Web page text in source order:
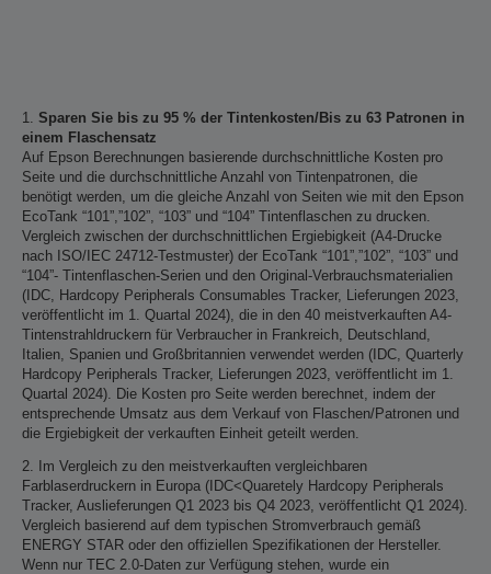
1. Sparen Sie bis zu 95 % der Tintenkosten/Bis zu 63 Patronen in
einem Flaschensatz
Auf Epson Berechnungen basierende durchschnittliche Kosten pro
Seite und die durchschnittliche Anzahl von Tintenpatronen, die
benötigt werden, um die gleiche Anzahl von Seiten wie mit den Epson
EcoTank “101”,”102”, “103” und “104” Tintenflaschen zu drucken.
Vergleich zwischen der durchschnittlichen Ergiebigkeit (A4-Drucke
nach ISO/IEC 24712-Testmuster) der EcoTank “101”,”102”, “103” und
“104”- Tintenflaschen-Serien und den Original-Verbrauchsmaterialien
(IDC, Hardcopy Peripherals Consumables Tracker, Lieferungen 2023,
veröffentlicht im 1. Quartal 2024), die in den 40 meistverkauften A4-
Tintenstrahldruckern für Verbraucher in Frankreich, Deutschland,
Italien, Spanien und Großbritannien verwendet werden (IDC, Quarterly
Hardcopy Peripherals Tracker, Lieferungen 2023, veröffentlicht im 1.
Quartal 2024). Die Kosten pro Seite werden berechnet, indem der
entsprechende Umsatz aus dem Verkauf von Flaschen/Patronen und
die Ergiebigkeit der verkauften Einheit geteilt werden.
2. Im Vergleich zu den meistverkauften vergleichbaren
Farblaserdruckern in Europa (IDC<Quaretely Hardcopy Peripherals
Tracker, Auslieferungen Q1 2023 bis Q4 2023, veröffentlicht Q1 2024).
Vergleich basierend auf dem typischen Stromverbrauch gemäß
ENERGY STAR oder den offiziellen Spezifikationen der Hersteller.
Wenn nur TEC 2.0-Daten zur Verfügung stehen, wurde ein